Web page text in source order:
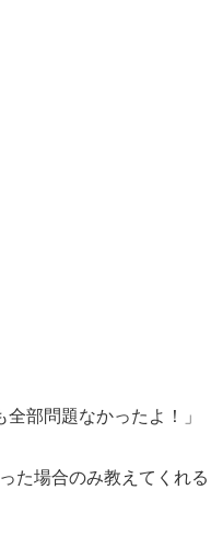
部問題なかったよ！」
た場合のみ教えてくれる